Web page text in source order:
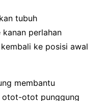
tubuh
perlahan
ke posisi awal
membantu
otot-otot punggung